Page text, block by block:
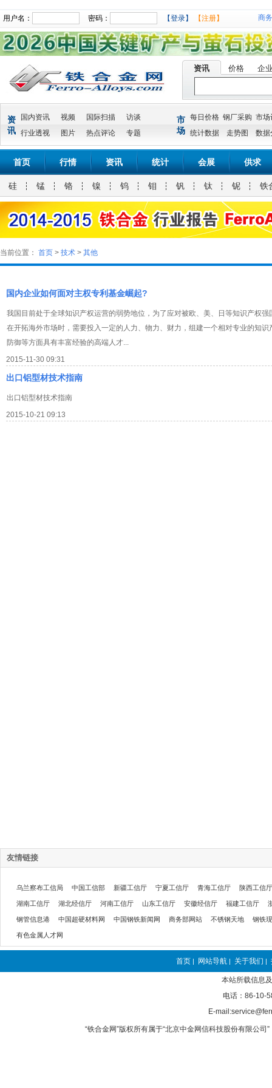
用户名： 密码： 【登录】 【注册】 商
资讯 价格 企
资
讯
国内资讯 视频 国际扫描
访谈
行业透视
图片 热点评论 专题
市
场
每日价格 钢厂采购 市场
统计数据
走势图 数据
首页 行情 资讯 统计 会展 供求
硅 锰 铬 镍 钨 钼 钒 钛 铌 铁
当前位置： 首页 > 技术 > 其他
国内企业如何面对主权专利基金崛起?
我国目前处于全球知识产权运营的弱势地位，为了应对被欧、美、日等知识产权
在开拓海外市场时，需要投入一定的人力、物力、财力，组建一个相对专业的知
防御等方面具有丰富经验的高端人才...
2015-11-30 09:31
出口铝型材技术指南
出口铝型材技术指南
2015-10-21 09:13
友情链接
乌兰察布工信局 中国工信部 新疆工信厅 宁夏工信厅 青海工信厅 陕西工信厅
湖南工信厅 湖北经信厅 河南工信厅 山东工信厅 安徽经信厅 福建工信厅
钢管信息港 中国超硬材料网 中国钢铁新闻网 商务部网站 不锈钢天地 钢铁
有色金属人才网
首页 | 网站导航 | 关于我们 |
本站所载信息
电话：86-10-
E-
“铁合金网”版权所有属于“北京中金网信科技股份有限公司